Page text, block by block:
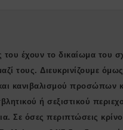
έχουν το δικαίωμα του
τους. Διευκρινίζουμε
κανιβαλισμού προσώπων
ή σεξιστικού
Σε όσες περιπτώσεις